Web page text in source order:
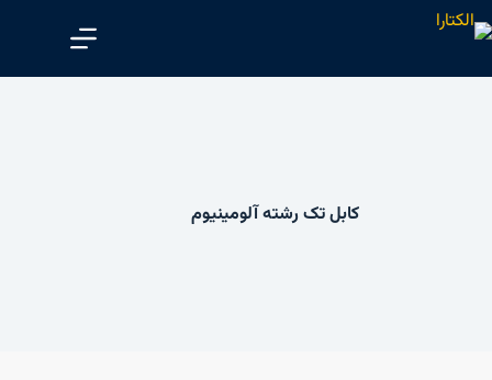
ش
کابل تک رشته آلومینیوم